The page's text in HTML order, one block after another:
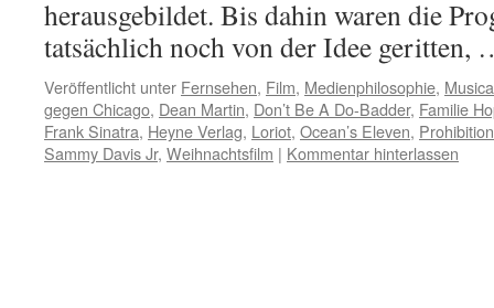
herausgebildet. Bis dahin waren die
tatsächlich noch von der Idee
Veröffentlicht unter Fernsehen, Film, Medienphilosophie,
gegen Chicago, Dean Martin, Don’t Be A Do-Badder, Familie
Frank Sinatra, Heyne Verlag, Loriot, Ocean’s Eleven, Prohibition
Sammy Davis Jr, Weihnachtsfilm | Kommentar hinterlassen